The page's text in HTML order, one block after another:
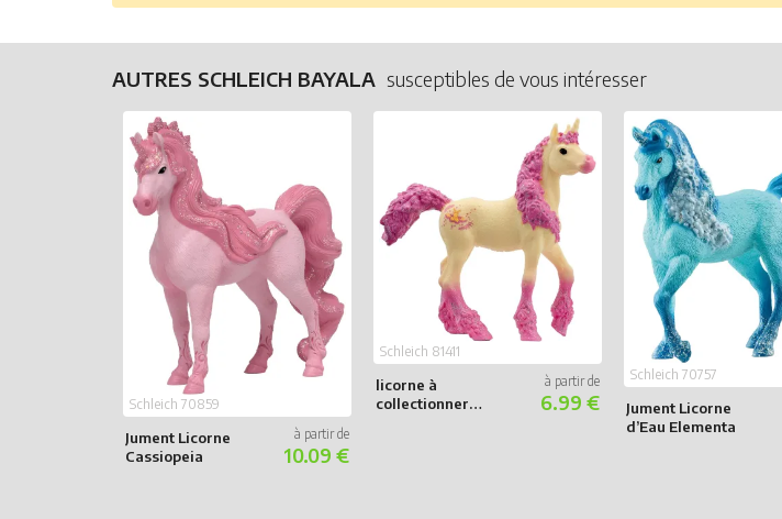
AUTRES SCHLEICH BAYALA susceptibles de vous intéresser
Jument Licorne
Cassiopeia
Schleich 70859
10.09 €
licorne à
collectionner
Schleich 81411
6.99 €
Jument Licorne
d’Eau Elementa
Schleich 70757